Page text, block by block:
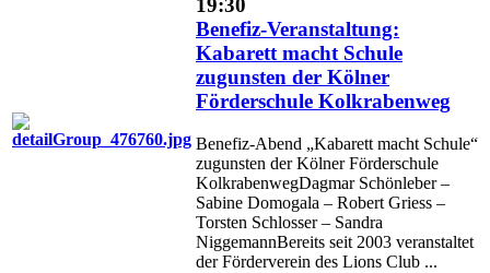
19:30
Benefiz-Veranstaltung:
Kabarett macht Schule
zugunsten der Kölner
Förderschule Kolkrabenweg
Benefiz-Abend „Kabarett macht Schule“
zugunsten der Kölner Förderschule
KolkrabenwegDagmar Schönleber –
Sabine Domogala – Robert Griess –
Torsten Schlosser – Sandra
NiggemannBereits seit 2003 veranstaltet
der Förderverein des Lions Club ...